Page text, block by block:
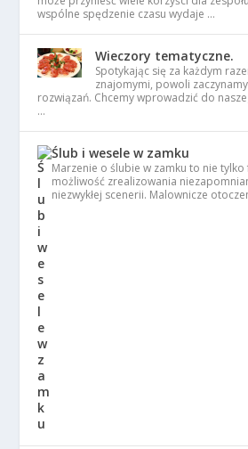
wspólne spędzenie czasu wydaje …
Wieczory tematyczne.
Spotykając się za każdym
znajomymi, powoli
rozwiązań. Chcemy wprowadzić do
…
Ślub i wesele w zamku
Marzenie o ślubie w zamku to nie tylko
możliwość zrealizowania
niezwykłej scenerii. Malownicze